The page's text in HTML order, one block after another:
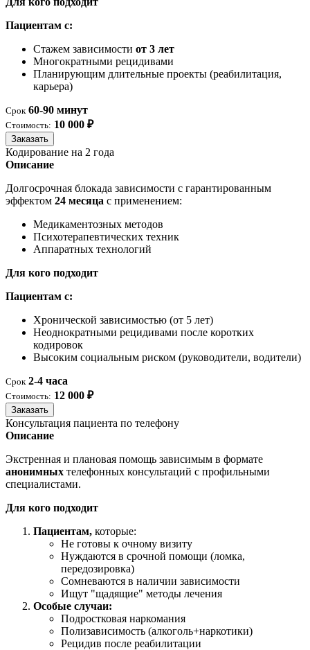
Пациентам с:
Стажем зависимости от 3 лет
Многократными рецидивами
Планирующим длительные проекты (реабилитация,
карьера)
Срок 60-90 минут
Стоимость: 10 000 ₽
Заказать
Кодирование на 2 года
Описание
Долгосрочная блокада зависимости с гарантированным
эффектом 24 месяца с применением:
Медикаментозных методов
Психотерапевтических техник
Аппаратных технологий
Для кого подходит
Пациентам с:
Хронической зависимостью (от 5 лет)
Неоднократными рецидивами после коротких
кодировок
Высоким социальным риском (руководители, водители)
Срок 2-4 часа
Стоимость: 12 000 ₽
Заказать
Консультация пациента по телефону
Описание
Экстренная и плановая помощь зависимым в формате
анонимных телефонных консультаций с профильными
специалистами.
Для кого подходит
Пациентам, которые:
Не готовы к очному визиту
Нуждаются в срочной помощи (ломка,
передозировка)
Сомневаются в наличии зависимости
Ищут "щадящие" методы лечения
Особые случаи:
Подростковая наркомания
Полизависимость (алкоголь+наркотики)
Рецидив после реабилитации